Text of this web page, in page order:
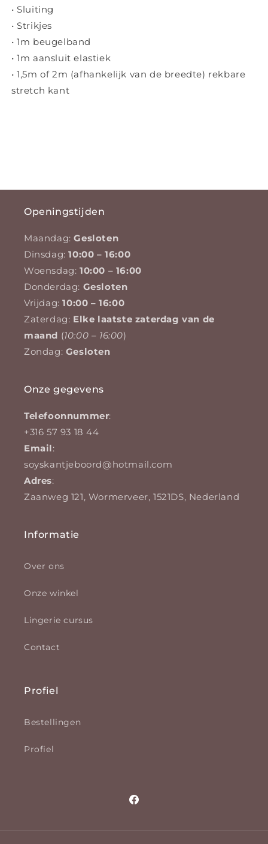
• Sluiting
• Strikjes
• 1m beugelband
• 1m aansluit elastiek
• 1,5m of 2m (afhankelijk van de breedte) rekbare
stretch kant
Openingstijden
Maandag:Gesloten
Dinsdag:10:00 – 16:00
Woensdag: 10:00 – 16:00
Donderdag: Gesloten
Vrijdag:10:00 – 16:00
Zaterdag: Elke laatste zaterdag van de
maand (10:00 – 16:00)
Zondag: Gesloten
Onze gegevens
Telefoonnummer:
+316 57 93 18 44
Email:
soyskantjeboord@hotmail.com
Adres:
Zaanweg 121, Wormerveer, 1521DS, Nederland
Informatie
Over ons
Onze winkel
Lingerie cursus
Contact
Profiel
Bestellingen
Profiel
Facebook